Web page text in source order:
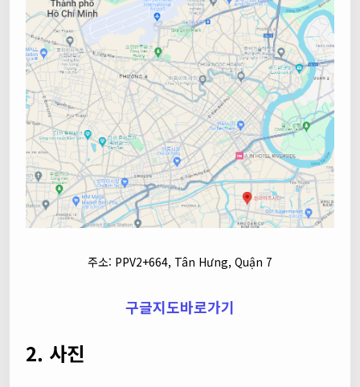
주소: PPV2+664, Tân Hưng, Quận 7
구글지도바로가기
2. 사진